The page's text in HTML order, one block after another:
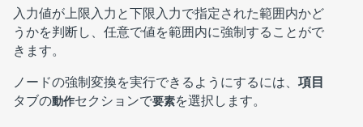
入力値が上限入力と下限入力で指定された範囲内かど
うかを判断し、任意で値を範囲内に強制することがで
きます。
ノードの強制変換を実行できるようにするには、 項目
タブの動作セクションで要素を選択します。